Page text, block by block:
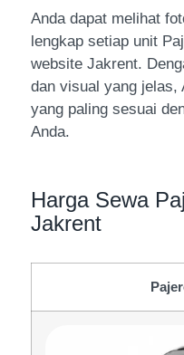
Anda dapat melihat
lengkap setiap unit
website Jakrent.
dan visual yang jelas,
yang paling sesuai
Anda.
Harga Sewa
Jakrent